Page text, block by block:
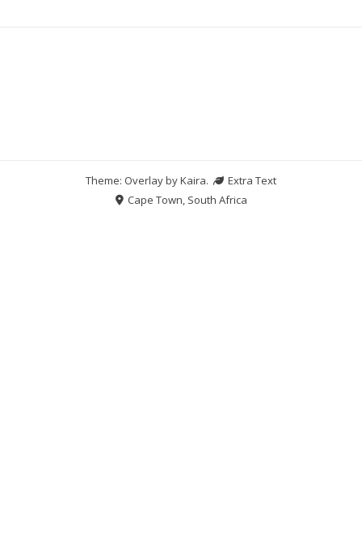
Theme: Overlay byKaira.
Extra Text
Cape Town, South Africa